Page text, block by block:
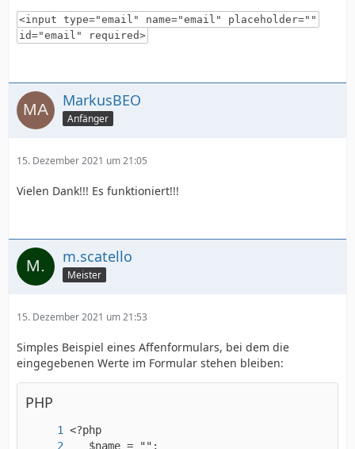
<input type="email" name="email" placeholder=""
id="email" required>
MarkusBEO
Anfänger
15. Dezember 2021 um 21:05
Vielen Dank!!! Es funktioniert!!!
m.scatello
Meister
15. Dezember 2021 um 21:53
Simples Beispiel eines Affenformulars, bei dem die
eingegebenen Werte im Formular stehen bleiben:
PHP